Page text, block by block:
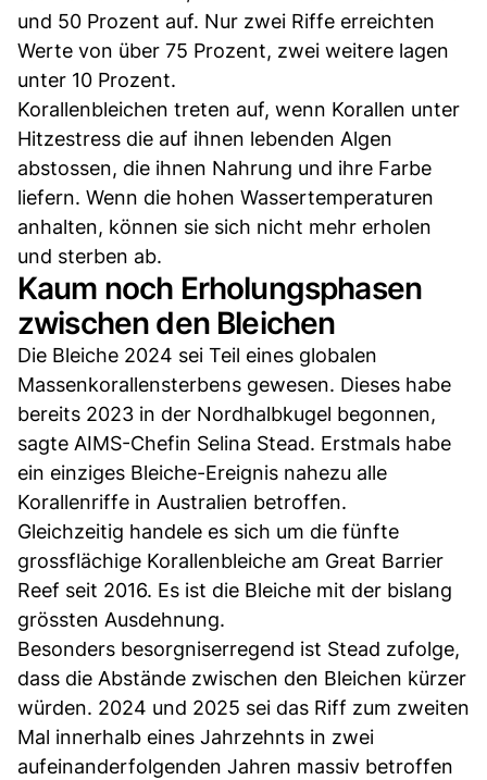
und 50 Prozent auf. Nur zwei Riffe erreichten
Werte von über 75 Prozent, zwei weitere lagen
unter 10 Prozent.
Korallenbleichen treten auf, wenn Korallen unter
Hitzestress die auf ihnen lebenden Algen
abstossen, die ihnen Nahrung und ihre Farbe
liefern. Wenn die hohen Wassertemperaturen
anhalten, können sie sich nicht mehr erholen
und sterben ab.
Kaum noch Erholungsphasen
zwischen den Bleichen
Die Bleiche 2024 sei Teil eines globalen
Massenkorallensterbens gewesen. Dieses habe
bereits 2023 in der Nordhalbkugel begonnen,
sagte AIMS-Chefin Selina Stead. Erstmals habe
ein einziges Bleiche-Ereignis nahezu alle
Korallenriffe in Australien betroffen.
Gleichzeitig handele es sich um die fünfte
grossflächige Korallenbleiche am Great Barrier
Reef seit 2016. Es ist die Bleiche mit der bislang
grössten Ausdehnung.
Besonders besorgniserregend ist Stead zufolge,
dass die Abstände zwischen den Bleichen kürzer
würden. 2024 und 2025 sei das Riff zum zweiten
Mal innerhalb eines Jahrzehnts in zwei
aufeinanderfolgenden Jahren massiv betroffen